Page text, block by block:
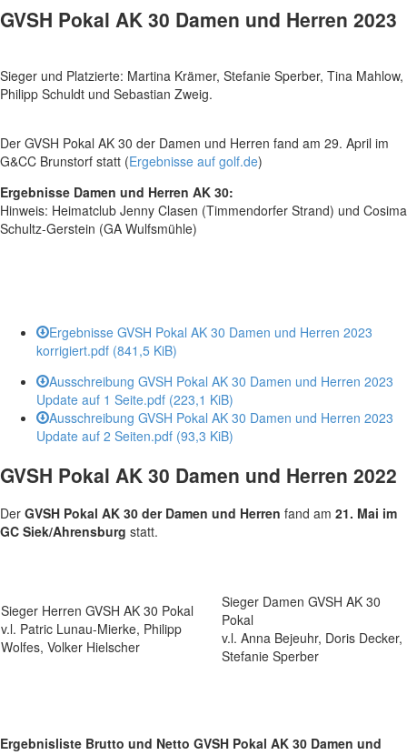
GVSH Pokal AK 30 Damen und Herren 2023
Sieger und Platzierte: Martina Krämer, Stefanie Sperber, Tina Mahlow,
Philipp Schuldt und Sebastian Zweig.
Der GVSH Pokal AK 30 der Damen und Herren fand am 29. April im
G&CC Brunstorf statt (Ergebnisse auf golf.de)
Ergebnisse Damen und Herren AK 30:
Hinweis: Heimatclub Jenny Clasen (Timmendorfer Strand) und Cosima
Schultz-Gerstein (GA Wulfsmühle)
Ergebnisse GVSH Pokal AK 30 Damen und Herren 2023
korrigiert.pdf (841,5 KiB)
Ausschreibung GVSH Pokal AK 30 Damen und Herren 2023
Update auf 1 Seite.pdf (223,1 KiB)
Ausschreibung GVSH Pokal AK 30 Damen und Herren 2023
Update auf 2 Seiten.pdf (93,3 KiB)
GVSH Pokal AK 30 Damen und Herren 2022
Der GVSH Pokal AK 30 der Damen und Herren fand am 21. Mai im
GC Siek/Ahrensburg statt.
Sieger Herren GVSH AK 30 Pokal
v.l. Patric Lunau-Mierke, Philipp
Wolfes, Volker Hielscher
Sieger Damen GVSH AK 30
Pokal
v.l. Anna Bejeuhr, Doris Decker,
Stefanie Sperber
Ergebnisliste Brutto und Netto GVSH Pokal AK 30 Damen und